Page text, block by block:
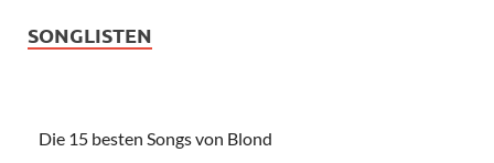
SONGLISTEN
Die 15 besten Songs von Blond